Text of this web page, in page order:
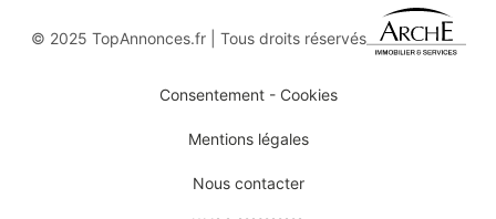
© 2025 TopAnnonces.fr | Tous droits réservés
Consentement - Cookies
Mentions légales
Nous contacter